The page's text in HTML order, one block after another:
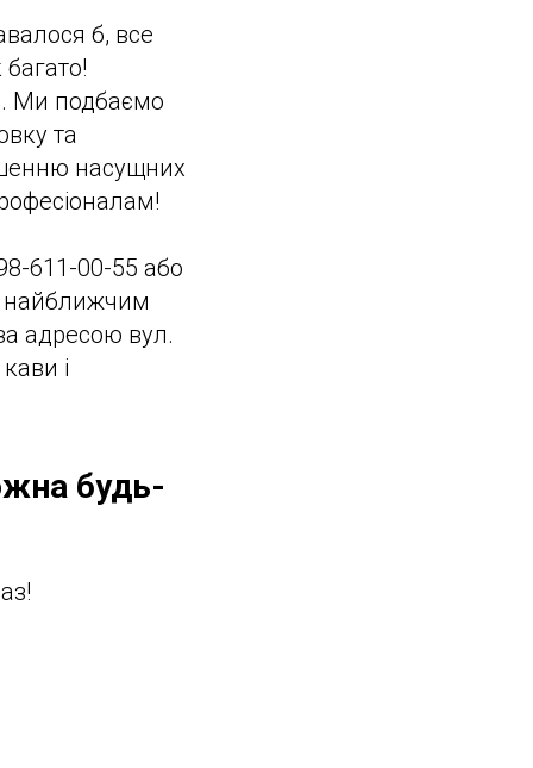
б, все
Ми подбаємо
та
насущних
611-00-55 або
найближчим
адресою вул.
і
будь-